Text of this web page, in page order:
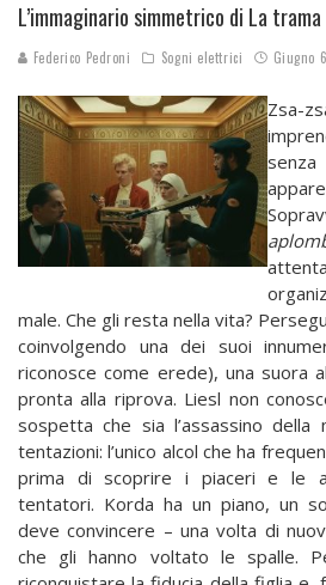
L’immaginario simmetrico di La
Federico Pedroni Sogni elettrici Giugno
male. Che gli resta nella vita?
coinvolgendo una dei suoi
riconosce come erede), una suora
pronta alla riprova. Liesl non
sospetta che sia l’assassino
tentazioni: l’unico alcol che ha
prima di scoprire i piaceri e le
tentatori. Korda ha un piano, un
deve convincere – una volta di
che gli hanno voltato le spalle.